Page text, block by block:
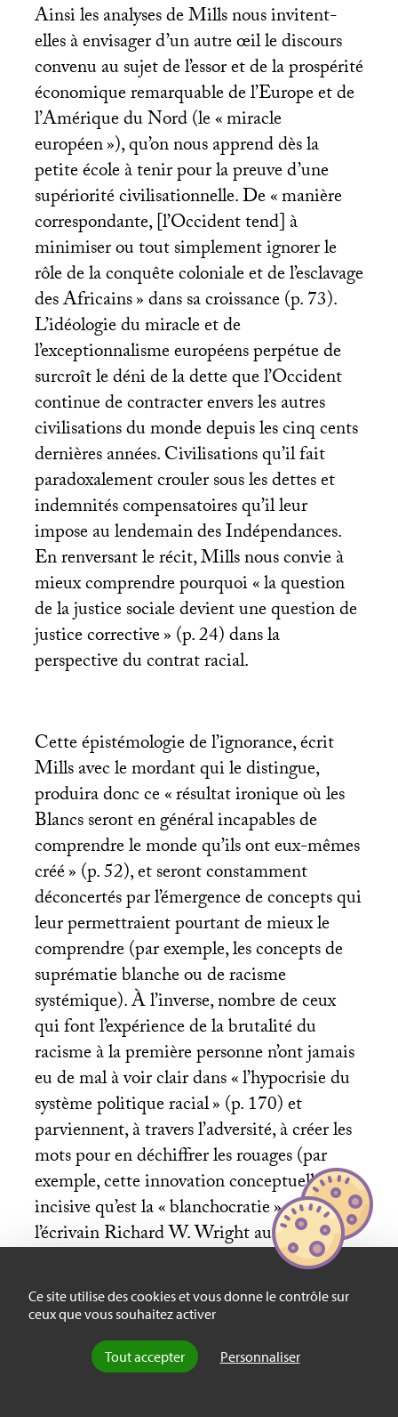
Ce site utilise des cookies et vous donne le contrôle sur
ceux que vous souhaitez activer
Tout accepter Personnaliser
Ainsi les analyses de Mills nous invitent-
elles à envisager d’un autre œil le discours
convenu au sujet de l’essor et de la prospérité
économique remarquable de l’Europe et de
l’Amérique du Nord (le «miracle
européen»), qu’on nous apprend dès la
petite école à tenir pour la preuve d’une
supériorité civilisationnelle. De «manière
correspondante, [l’Occident tend] à
minimiser ou tout simplement ignorer le
rôle de la conquête coloniale et de l’esclavage
des Africains» dans sa croissance (p. 73).
L’idéologie du miracle et de
l’exceptionnalisme européens perpétue de
surcroît le déni de la dette que l’Occident
continue de contracter envers les autres
civilisations du monde depuis les cinq cents
dernières années. Civilisations qu’il fait
paradoxalement crouler sous les dettes et
indemnités compensatoires qu’il leur
impose au lendemain des Indépendances.
En renversant le récit, Mills nous convie à
mieux comprendre pourquoi «la question
de la justice sociale devient une question de
justice corrective» (p. 24) dans la
perspective du contrat racial.
Cette épistémologie de l’ignorance, écrit
Mills avec le mordant qui le distingue,
produira donc ce «résultat ironique où les
Blancs seront en général incapables de
comprendre le monde qu’ils ont eux-mêmes
créé» (p. 52), et seront constamment
déconcertés par l’émergence de concepts qui
leur permettraient pourtant de mieux le
comprendre (par exemple, les concepts de
suprématie blanche ou de racisme
systémique). À l’inverse, nombre de ceux
qui font l’expérience de la brutalité du
racisme à la première personne n’ont jamais
eu de mal à voir clair dans «l’hypocrisie du
système politique racial» (p. 170) et
parviennent, à travers l’adversité, à créer les
mots pour en déchiffrer les rouages (par
exemple, cette innovation conceptuelle
incisive qu’est la «blanchocratie» par
l’écrivain Richard W. Wright au début du
e
siècle, citée p. 195). En effet, l’envers de
l’épistémologie de l’ignorance destinée aux
dominants est le privilège épistémique dont
jouissent les subalternes (p. 169 et
suivantes), qui ont développé une